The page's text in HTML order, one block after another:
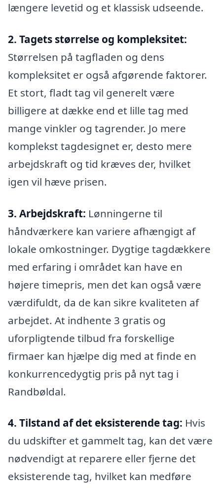
længere levetid og et klassisk udseende.
2. Tagets størrelse og kompleksitet:
Størrelsen på tagfladen og dens
kompleksitet er også afgørende faktorer.
Et stort, fladt tag vil generelt være
billigere at dække end et lille tag med
mange vinkler og tagrender. Jo mere
komplekst tagdesignet er, desto mere
arbejdskraft og tid kræves der, hvilket
igen vil hæve prisen.
3. Arbejdskraft: Lønningerne til
håndværkere kan variere afhængigt af
lokale omkostninger. Dygtige tagdækkere
med erfaring i området kan have en
højere timepris, men det kan også være
værdifuldt, da de kan sikre kvaliteten af
arbejdet. At indhente 3 gratis og
uforpligtende tilbud fra forskellige
firmaer kan hjælpe dig med at finde en
konkurrencedygtig pris på nyt tag i
Randbøldal.
4. Tilstand af det eksisterende tag: Hvis
du udskifter et gammelt tag, kan det være
nødvendigt at reparere eller fjerne det
eksisterende tag, hvilket kan medføre